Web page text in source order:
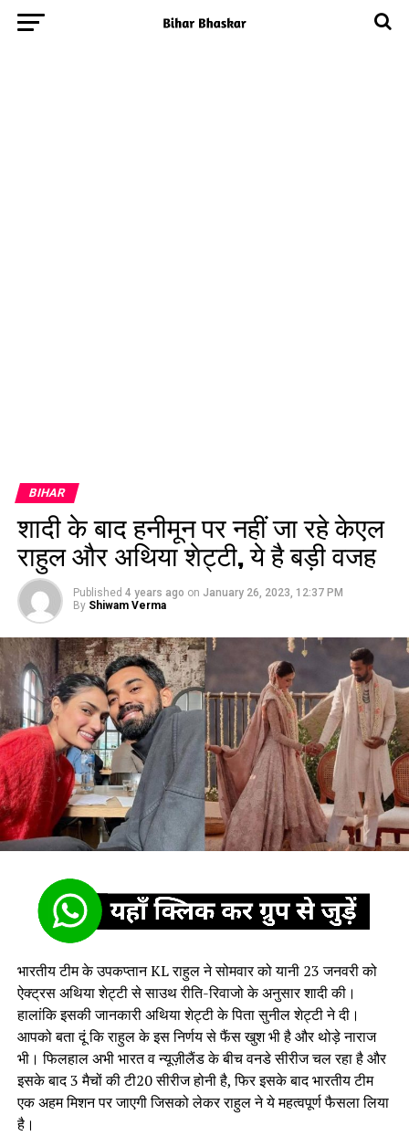
BIHAR
शादी के बाद हनीमून पर नहीं जा रहे केएल
राहुल और अथिया शेट्टी, ये है बड़ी वजह
Published 4 years ago on January 26, 2023, 12:37 PM
By Shiwam Verma
भारतीय टीम के उपकप्तान KL राहुल ने सोमवार को यानी 23 जनवरी को
ऐक्ट्रस अथिया शेट्टी से साउथ रीति-रिवाजो के अनुसार शादी की।
हालांकि इसकी जानकारी अथिया शेट्टी के पिता सुनील शेट्टी ने दी।
आपको बता दूं कि राहुल के इस निर्णय से फैंस खुश भी है और थोड़े नाराज
भी। फिलहाल अभी भारत व न्यूज़ीलैंड के बीच वनडे सीरीज चल रहा है और
इसके बाद 3 मैचों की टी20 सीरीज होनी है, फिर इसके बाद भारतीय टीम
एक अहम मिशन पर जाएगी जिसको लेकर राहुल ने ये महत्वपूर्ण फैसला लिया
है।